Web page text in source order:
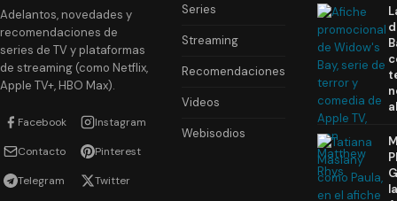
Adelantos, novedades y
recomendaciones de
series de TV y plataformas
de streaming (como Netflix,
Apple TV+, HBO Max).
Facebook Instagram
Contacto Pinterest
Telegram Twitter
Series
Streaming
Recomendaciones
Videos
Webisodios